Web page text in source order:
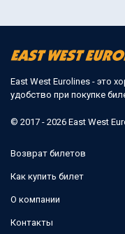
East West Eurolines - это
удобство при покупке
© 2017 - 2026 East West
Возврат билетов
Как купить билет
О компании
Контакты